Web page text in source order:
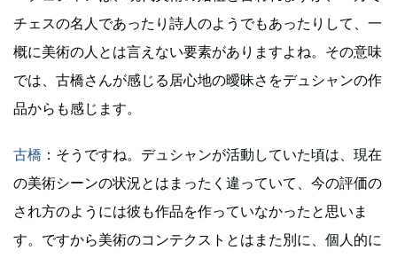
チェスの名人であったり詩人のようでもあったりして、一
概に美術の人とは言えない要素がありますよね。その意味
では、古橋さんが感じる居心地の曖昧さをデュシャンの作
品からも感じます。
古橋 ：そうですね。デュシャンが活動していた頃は、現在
の美術シーンの状況とはまったく違っていて、今の評価の
され方のようには彼も作品を作っていなかったと思いま
す。ですから美術のコンテクストとはまた別に、個人的に